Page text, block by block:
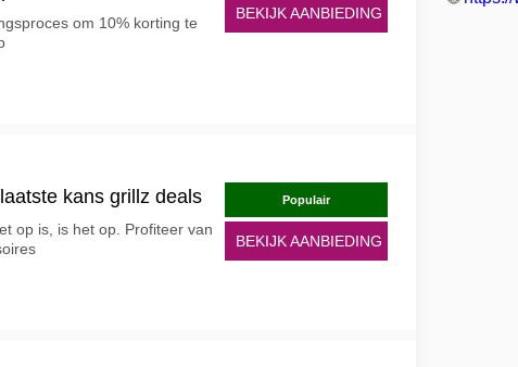
om 10% korting te
BEKIJK AANBIEDING
kans grillz deals
op is, is het op. Profiteer van
Populair
BEKIJK AANBIEDING